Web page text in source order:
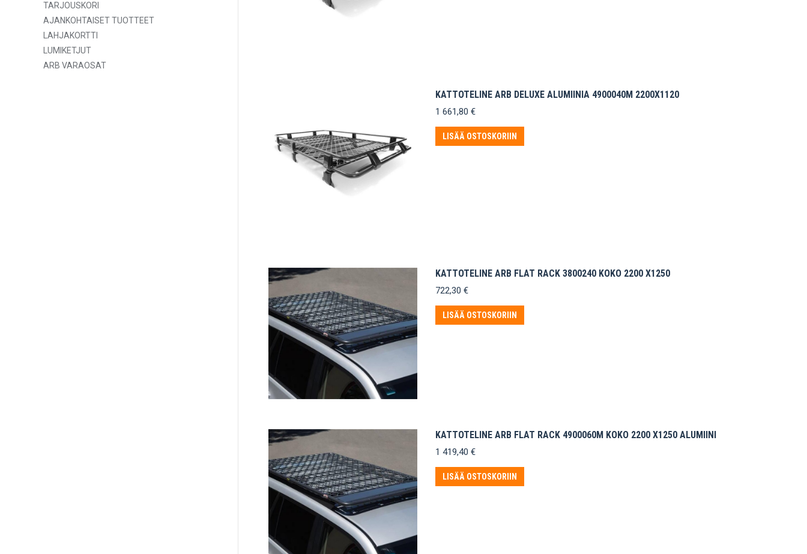
KATTOTELINE ARB DELUXE ALUMIINIA 4900040M 2200X1120
1 661,80 €
LISÄÄ OSTOSKORIIN
KATTOTELINE ARB FLAT RACK 3800240 KOKO 2200 X1250
722,30 €
LISÄÄ OSTOSKORIIN
KATTOTELINE ARB FLAT RACK 4900060M KOKO 2200 X1250 ALUMIINI
1 419,40 €
LISÄÄ OSTOSKORIIN
TARJOUSKORI
AJANKOHTAISET TUOTTEET
LAHJAKORTTI
LUMIKETJUT
ARB VARAOSAT